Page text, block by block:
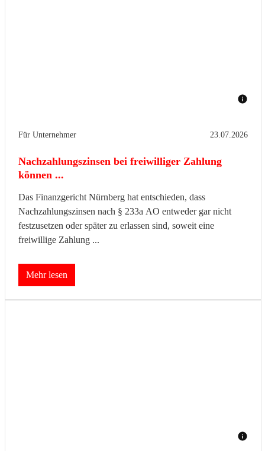
Für Unternehmer 23.07.2026
Nachzahlungszinsen bei freiwilliger Zahlung
können ...
Das Finanzgericht Nürnberg hat entschieden, dass
Nachzahlungszinsen nach § 233a AO entweder gar nicht
festzusetzen oder später zu erlassen sind, soweit eine
freiwillige Zahlung ...
Mehr lesen